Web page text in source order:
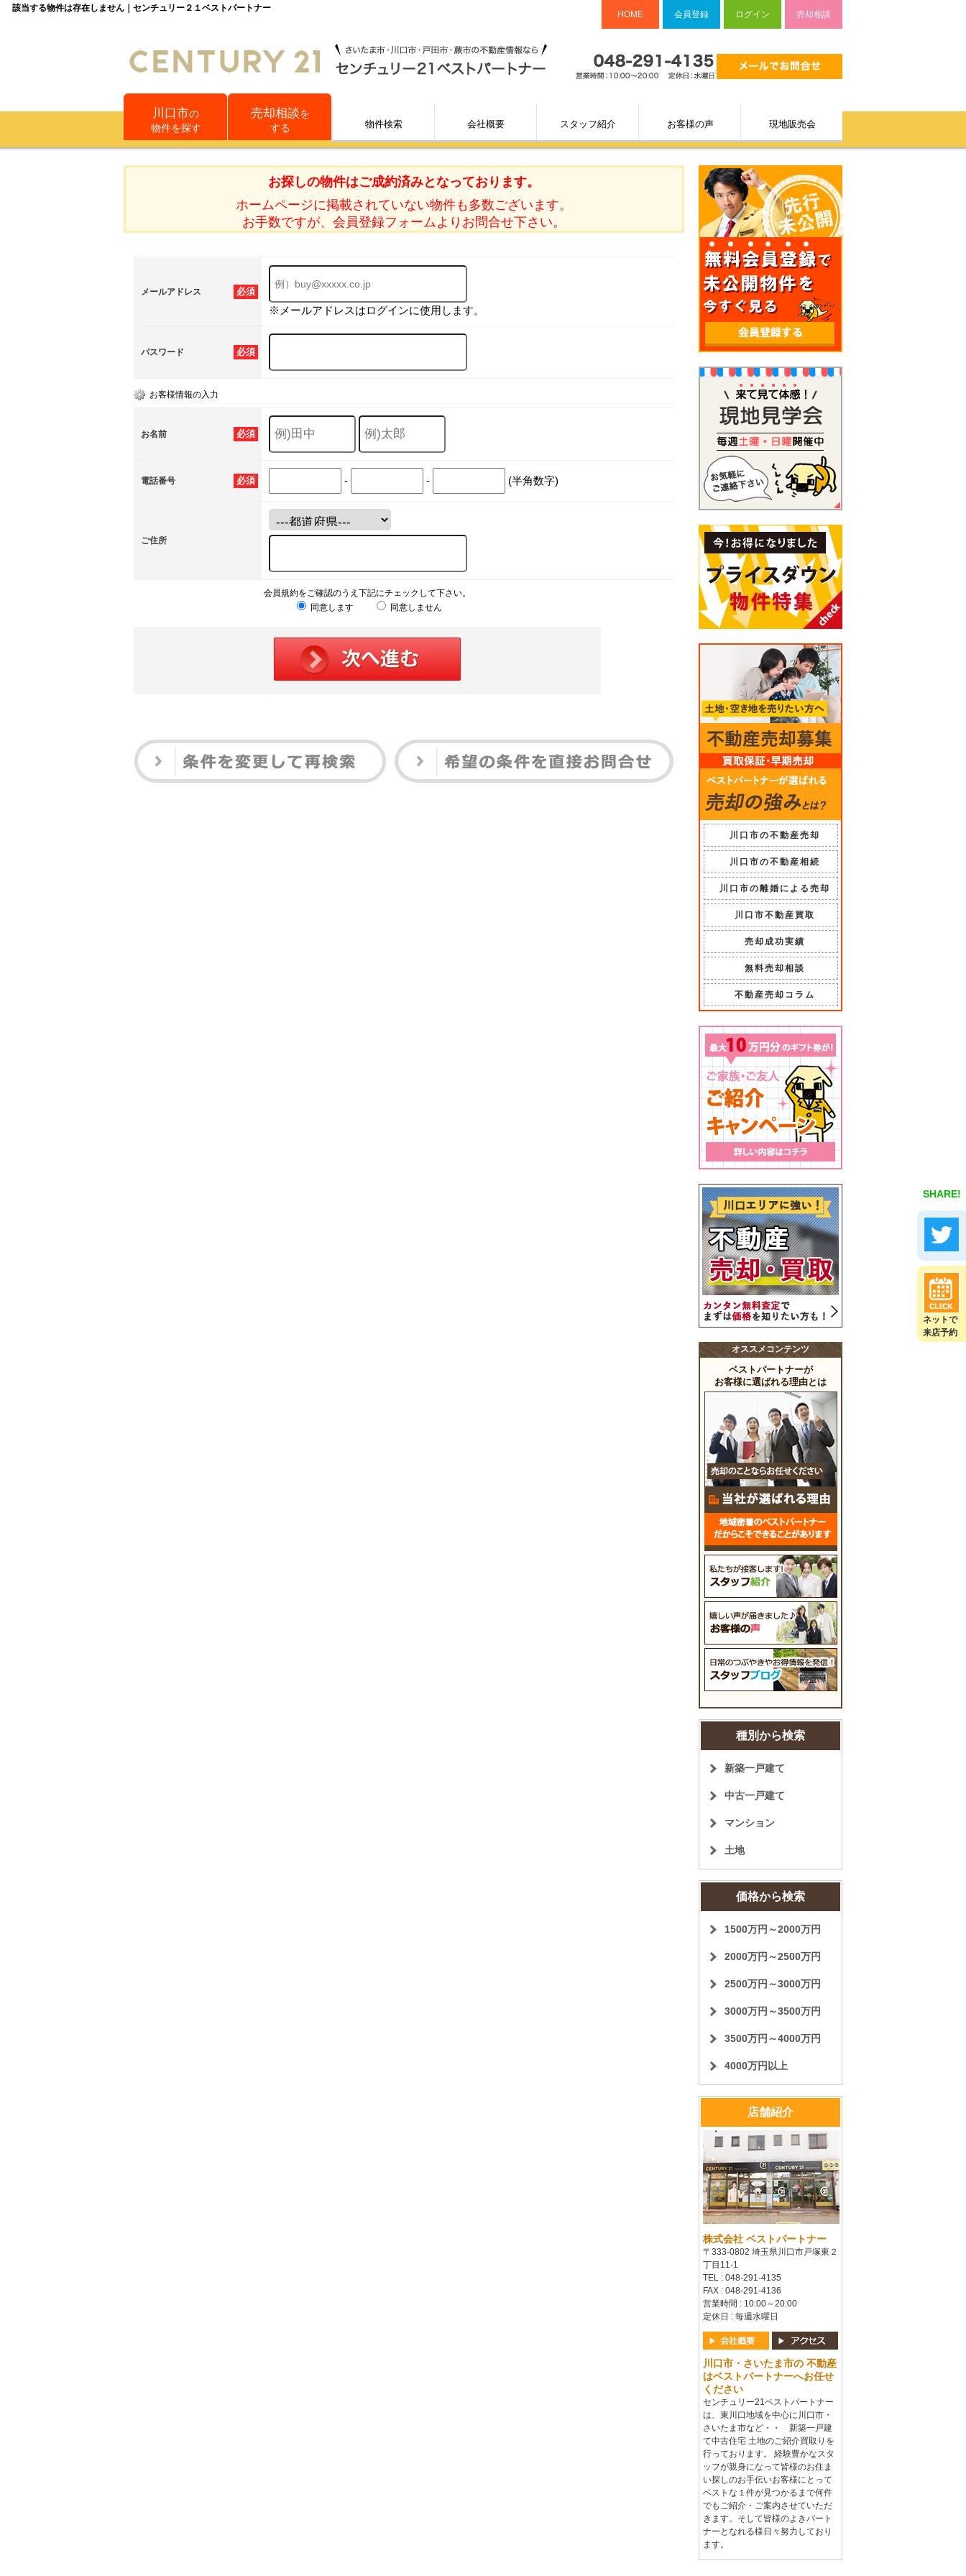
該当する物件は存在しません｜センチュリー２１ベストパートナー
HOME 会員登録 ログイン 売却相談
川口市の
物件を探す
売却相談を
する
物件検索 会社概要 スタッフ紹介 お客様の声 現地販売会
SHARE!
ネットで
来店予約
お探しの物件はご成約済みとなっております。
ホームページに掲載されていない物件も多数ございます。
お手数ですが、会員登録フォームよりお問合せ下さい。
必須
メールアドレス
※メールアドレスはログインに使用します。
必須
パスワード
お客様情報の入力
必須
お名前
必須
電話番号 - - (半角数字)
ご住所
会員規約をご確認のうえ下記にチェックして下さい。
同意します
同意しません
川口市の不動産売却
川口市の不動産相続
川口市の離婚による売却
川口市不動産買取
売却成功実績
無料売却相談
不動産売却コラム
オススメコンテンツ
ベストパートナーが
お客様に選ばれる理由とは
種別から検索
新築一戸建て
中古一戸建て
マンション
土地
価格から検索
1500万円～2000万円
2000万円～2500万円
2500万円～3000万円
3000万円～3500万円
3500万円～4000万円
4000万円以上
店舗紹介
株式会社 ベストパートナー
〒333-0802 埼玉県川口市戸塚東２
丁目11-1
TEL : 048-291-4135
FAX : 048-291-4136
営業時間 : 10:00～20:00
定休日 : 毎週水曜日
川口市・さいたま市の 不動産
はベストパートナーへお任せ
ください
センチュリー21ベストパートナー
は、東川口地域を中心に川口市・
さいたま市など・・ 新築一戸建
て中古住宅 土地のご紹介買取りを
行っております。 経験豊かなスタ
ッフが親身になって皆様のお住ま
い探しのお手伝いお客様にとって
ベストな１件が見つかるまで何件
でもご紹介・ご案内させていただ
きます。そして皆様のよきパート
ナーとなれる様日々努力しており
ます。